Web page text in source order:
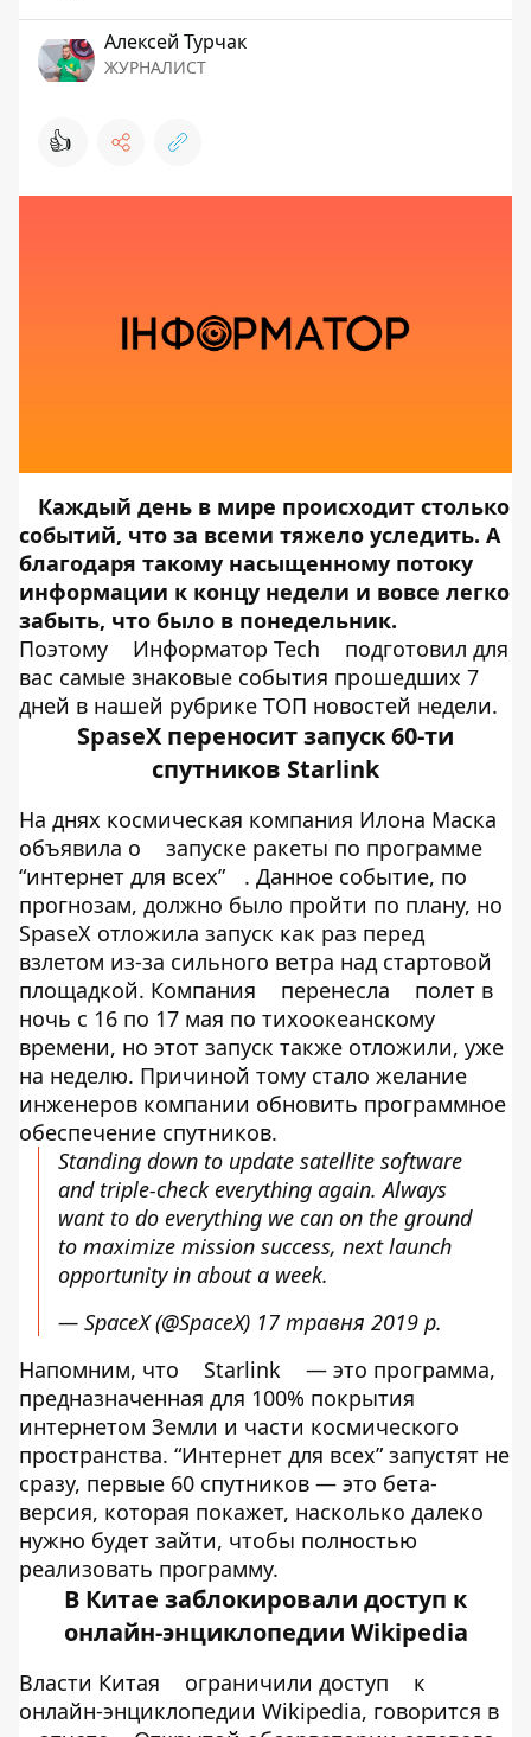
Алексей Турчак
ЖУРНАЛИСТ
👍
Каждый день в мире происходит столько
событий, что за всеми тяжело уследить. А
благодаря такому насыщенному потоку
информации к концу недели и вовсе легко
забыть, что было в понедельник.
Поэтому
Информатор Tech
подготовил для
вас самые знаковые события прошедших 7
дней в нашей рубрике ТОП новостей недели.
SpaseX переносит запуск 60-ти
спутников Starlink
На днях космическая компания Илона Маска
объявила о
запуске ракеты по программе
“интернет для всех”
. Данное событие, по
прогнозам, должно было пройти по плану, но
SpaseX отложила запуск как раз перед
взлетом из-за сильного ветра над стартовой
площадкой. Компания
перенесла
полет в
ночь с 16 по 17 мая по тихоокеанскому
времени, но этот запуск также отложили, уже
на неделю. Причиной тому стало желание
инженеров компании обновить программное
обеспечение спутников.
Standing down to update satellite software
and triple-check everything again. Always
want to do everything we can on the ground
to maximize mission success, next launch
opportunity in about a week.
— SpaceX (@SpaceX) 17 травня 2019 р.
Напомним, что
Starlink
— это программа,
предназначенная для 100% покрытия
интернетом Земли и части космического
пространства. “Интернет для всех” запустят не
сразу, первые 60 спутников — это бета-
версия, которая покажет, насколько далеко
нужно будет зайти, чтобы полностью
реализовать программу.
В Китае заблокировали доступ к
онлайн-энциклопедии Wikipedia
Власти Китая ограничили доступ
к
онлайн-энциклопедии Wikipedia, говорится в